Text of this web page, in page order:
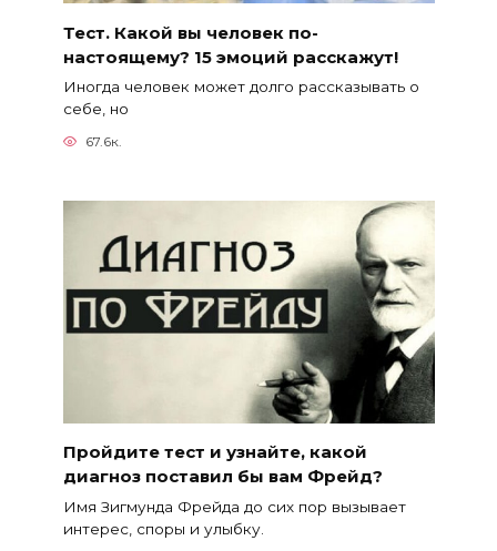
Тест. Какой вы человек по-
настоящему? 15 эмоций расскажут!
Иногда человек может долго рассказывать о
себе, но
67.6к.
Пройдите тест и узнайте, какой
диагноз поставил бы вам Фрейд?
Имя Зигмунда Фрейда до сих пор вызывает
интерес, споры и улыбку.